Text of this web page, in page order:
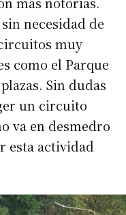
necesidad de
muy
como el Parque
Sin dudas
un circuito
va en desmedro
esta actividad